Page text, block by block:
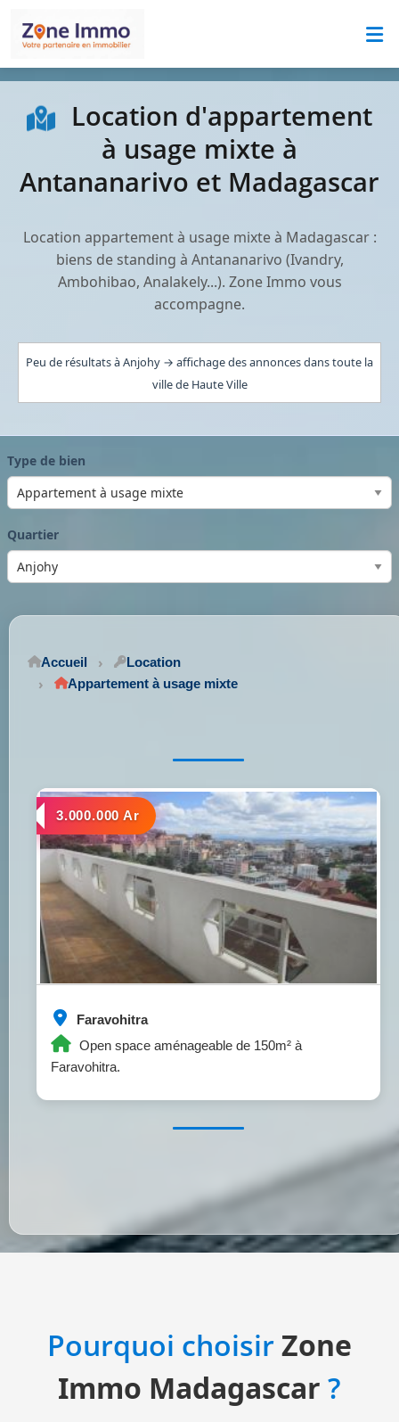
Location d'appartement
à usage mixte à
Antananarivo et Madagascar
Location appartement à usage mixte à Madagascar :
biens de standing à Antananarivo (Ivandry,
Ambohibao, Analakely...). Zone Immo vous
accompagne.
Peu de résultats à Anjohy → affichage des annonces dans toute la
ville de Haute Ville
Type de bien
Quartier
Accueil
Location
Appartement à usage mixte
Faravohitra
Open space aménageable de 150m² à
Faravohitra.
a louer
3.000.000 Ar
Pourquoi choisirZone
Immo Madagascar ?